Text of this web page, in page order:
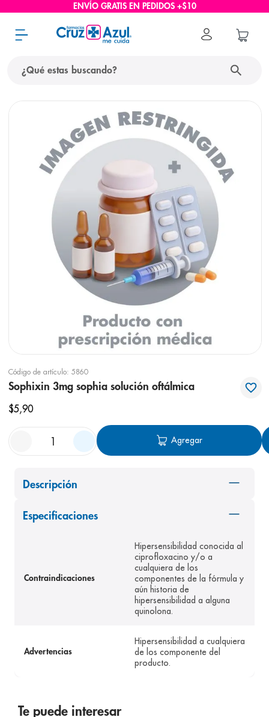
ENVÍO GRATIS EN PEDIDOS +$10
Código de artículo: 5860
Sophixin 3mg sophia solución oftálmica
$5,90
Agregar
Descripción
Especificaciones
Contraindicaciones
Hipersensibilidad conocida al
ciprofloxacino y/o a
cualquiera de los
componentes de la fórmula y
aún historia de
hipersensibilidad a alguna
quinolona.
Advertencias
Hipersensibilidad a cualquiera
de los componente del
producto.
Te puede interesar
términos más buscados
protector solar
pañales
eucerin
cerave
shampoo
bioderma